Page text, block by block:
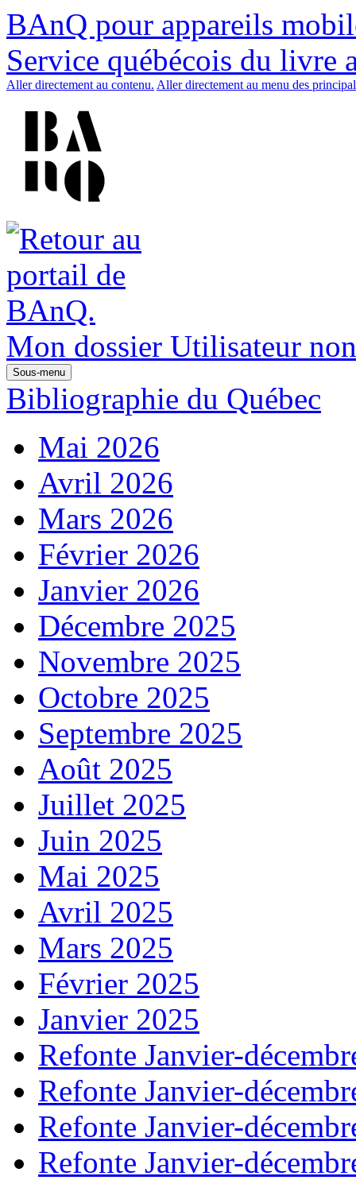
BAnQ pour appareils
Service québécois du livre
Aller directement au contenu. Aller directement au menu des
Mon dossier Utilisateur
Sous-menu
Bibliographie du Québec
Mai 2026
Avril 2026
Mars 2026
Février 2026
Janvier 2026
Décembre 2025
Novembre 2025
Octobre 2025
Septembre 2025
Août 2025
Juillet 2025
Juin 2025
Mai 2025
Avril 2025
Mars 2025
Février 2025
Janvier 2025
Refonte Janvier-
Refonte Janvier-
Refonte Janvier-
Refonte Janvier-